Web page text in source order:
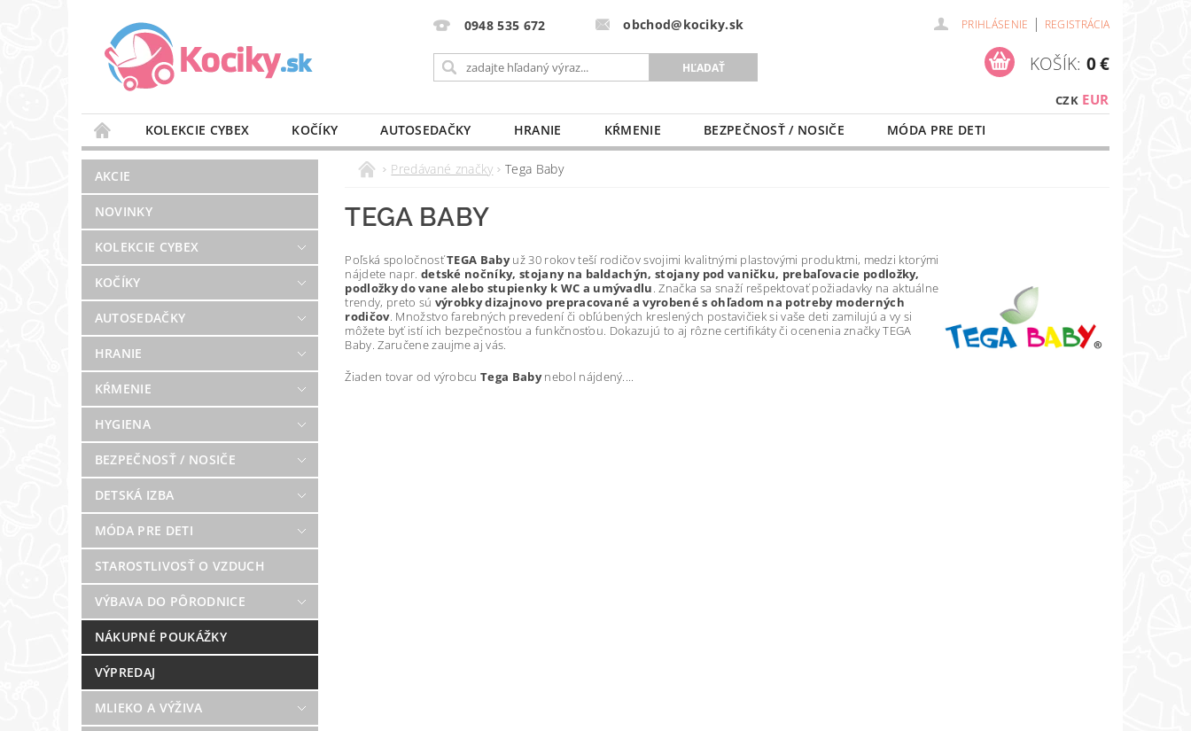
0948 535 672 obchod@kociky.sk PRIHLÁSENIE | REGISTRÁCIA
CZK EUR
KOŠÍK: 0 €
KOLEKCIE CYBEX KOČÍKY AUTOSEDAČKY HRANIE KŔMENIE BEZPEČNOSŤ / NOSIČE
MÓDA PRE DETI
STAROSTLIVOSŤ O VZDUCH
VÝBAVA DO PÔRODNICE MLIEKO A VÝŽIVA
BLOG
PREDAJŇA KONTAKT
AKCIE
NOVINKY
KOLEKCIE CYBEX
KOČÍKY
AUTOSEDAČKY
HRANIE
KŔMENIE
HYGIENA
BEZPEČNOSŤ / NOSIČE
DETSKÁ IZBA
MÓDA PRE DETI
STAROSTLIVOSŤ O VZDUCH
VÝBAVA DO PÔRODNICE
NÁKUPNÉ POUKÁŽKY
VÝPREDAJ
MLIEKO A VÝŽIVA
Predávané značky Tega Baby
TEGA BABY
Poľská spoločnosťTEGA Babyuž 30 rokov teší rodičov svojimi kvalitnými plastovými produktmi, medzi ktorými
nájdete napr. detské nočníky, stojany na baldachýn, stojany pod vaničku, prebaľovacie podložky,
podložky do vane alebo stupienky k WC a umývadlu. Značka sa snaží rešpektovať požiadavky na aktuálne
trendy, preto sú výrobky dizajnovo prepracované a vyrobené s ohľadom na potreby moderných
rodičov. Množstvo farebných prevedení či obľúbených kreslených postavičiek si vaše deti zamilujú a vy si
môžete byť istí ich bezpečnosťou a funkčnosťou. Dokazujú to aj rôzne certifikáty či ocenenia značky TEGA
Baby. Zaručene zaujme aj vás.
Žiaden tovar od výrobcuTega Babynebol nájdený....